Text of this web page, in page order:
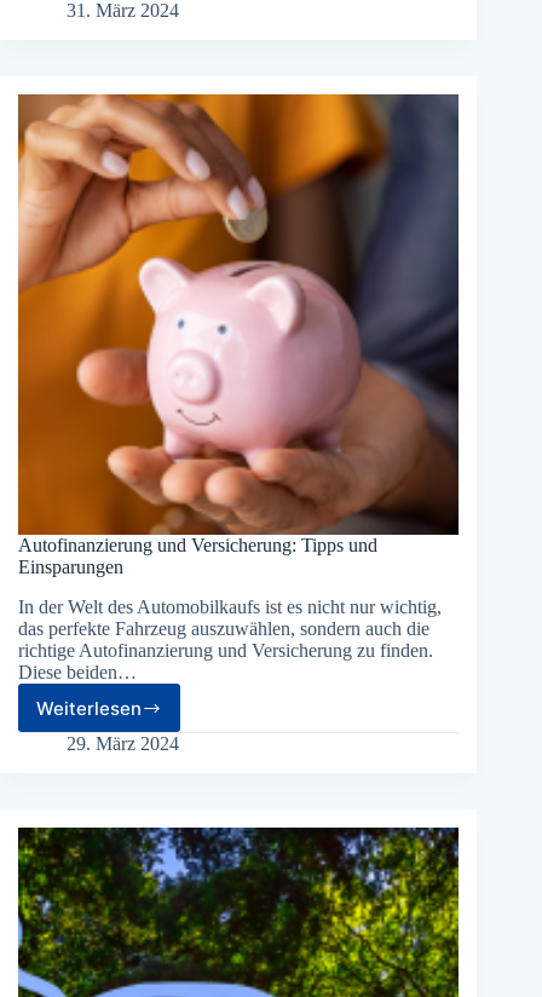
viel
bei
Carspector?
31. März 2024
Autofinanzierung und Versicherung: Tipps und
Einsparungen
In der Welt des Automobilkaufs ist es nicht nur wichtig,
das perfekte Fahrzeug auszuwählen, sondern auch die
richtige Autofinanzierung und Versicherung zu finden.
Diese beiden…
WeiterlesenAutofinanzierung
und
Einsparungen
29. März 2024